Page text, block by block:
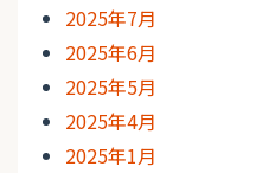
2025年7月
2025年6月
2025年5月
2025年4月
2025年1月